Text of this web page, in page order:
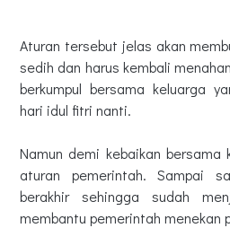
Aturan tersebut jelas akan
sedih dan harus kembali
berkumpul bersama keluarga
hari idul fitri nanti.
Namun demi kebaikan
aturan pemerintah. Sampai
berakhir sehingga sudah
membantu pemerintah menekan